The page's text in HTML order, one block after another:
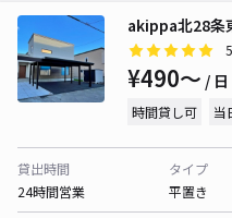
akippa北28条
5
¥490〜 / 日
時間貸し可 当
貸出時間
24時間営業
タイプ
平置き